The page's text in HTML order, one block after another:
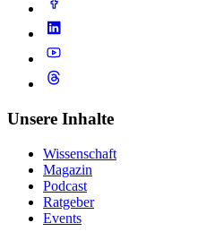
Unsere Inhalte
Wissenschaft
Magazin
Podcast
Ratgeber
Events